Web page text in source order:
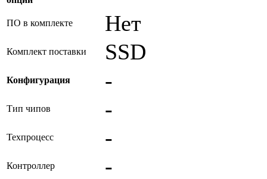
ПО в комплекте Нет
Комплект поставки SSD
Конфигурация -
Тип чипов -
Техпроцесс -
Контроллер -